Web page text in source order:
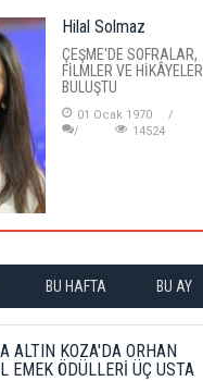
Hilal Solmaz
ÇEŞME'DE SOFRALAR,
FİLMLER VE HİKÂYELER
BULUŞTU
01 Ocak 1970
14524
BU HAFTA BU AY
ALTIN KOZA'DA ORHAN
EMEK ÖDÜLLERİ ÜÇ USTA